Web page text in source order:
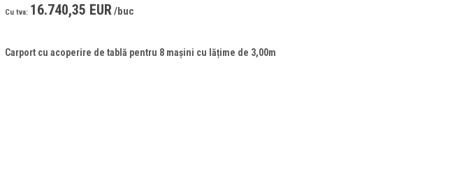
16.740,35 EUR
Carport cu acoperire de tablă pentru 8 mașini cu lățime de 3,00m